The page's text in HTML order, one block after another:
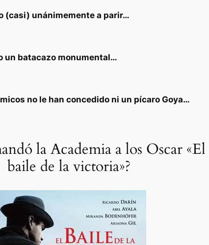
(casi) unánimemente a parir…
un batacazo monumental…
no le han concedido ni un pícaro Goya…
la Academia a los Oscar «El
baile de la victoria»?